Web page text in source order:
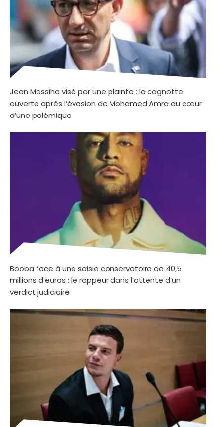
Jean Messiha visé par une plainte : la cagnotte
ouverte après l’évasion de Mohamed Amra au cœur
d’une polémique
Booba face à une saisie conservatoire de 40,5
millions d’euros : le rappeur dans l’attente d’un
verdict judiciaire